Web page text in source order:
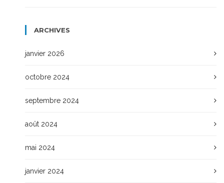
ARCHIVES
janvier 2026
octobre 2024
septembre 2024
août 2024
mai 2024
janvier 2024